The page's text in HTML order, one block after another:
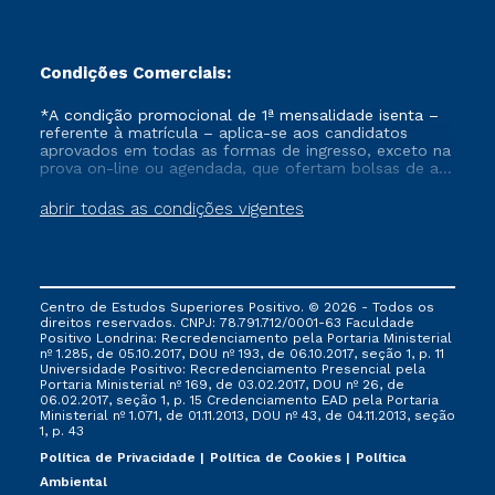
Condições Comerciais:
abrir todas as condições vigentes
*A condição promocional de 1ª mensalidade isenta –
referente à matrícula – aplica-se aos candidatos
aprovados em todas as formas de ingresso, exceto na
prova on-line ou agendada, que ofertam bolsas de até
vigente, que ainda não tenham efetivado e/ou não
tenham cancelado ou trancado sua matrícula em uma
via FIES, Prouni e outros programas governamentais, e
não se acumula com nenhuma outra campanha
ofertada pela Instituição.
Centro de Estudos Superiores Positivo. © 2026 - Todos os
direitos reservados. CNPJ: 78.791.712/0001-63 Faculdade
Positivo Londrina: Recredenciamento pela Portaria Ministerial
nº 1.285, de 05.10.2017, DOU nº 193, de 06.10.2017, seção 1, p. 11
Universidade Positivo: Recredenciamento Presencial ​pela
Portaria Ministerial nº 169, de 03.02.2017, DOU nº 26, de
06.02.2017, seção 1, p. 15 Credenciamento EAD pela Portaria
Ministerial nº 1.071, de 01.11.2013, DOU nº 43, de 04.11.2013, seção
1, p. 43
Política de Privacidade
Política de Cookies
Política
Ambiental